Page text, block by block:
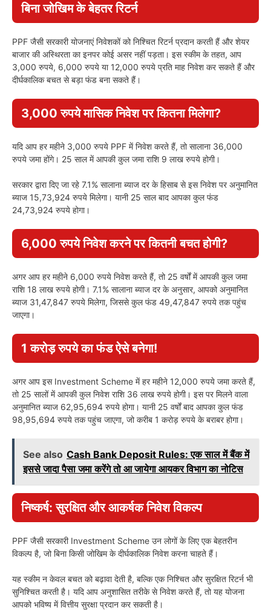
बिना जोखिम के बेहतर रिटर्न
PPF जैसी सरकारी योजनाएं निवेशकों को निश्चित रिटर्न प्रदान करती हैं और शेयर
बाजार की अस्थिरता का इनपर कोई असर नहीं पड़ता। इस स्कीम के तहत, आप
3,000 रुपये, 6,000 रुपये या 12,000 रुपये प्रति माह निवेश कर सकते हैं और
दीर्घकालिक बचत से बड़ा फंड बना सकते हैं।
3,000 रुपये मासिक निवेश पर कितना मिलेगा?
यदि आप हर महीने 3,000 रुपये PPF में निवेश करते हैं, तो सालाना 36,000
रुपये जमा होंगे। 25 साल में आपकी कुल जमा राशि 9 लाख रुपये होगी।
सरकार द्वारा दिए जा रहे 7.1% सालाना ब्याज दर के हिसाब से इस निवेश पर अनुमानित
ब्याज 15,73,924 रुपये मिलेगा। यानी 25 साल बाद आपका कुल फंड
24,73,924 रुपये होगा।
6,000 रुपये निवेश करने पर कितनी बचत होगी?
अगर आप हर महीने 6,000 रुपये निवेश करते हैं, तो 25 वर्षों में आपकी कुल जमा
राशि 18 लाख रुपये होगी। 7.1% सालाना ब्याज दर के अनुसार, आपको अनुमानित
ब्याज 31,47,847 रुपये मिलेगा, जिससे कुल फंड 49,47,847 रुपये तक पहुंच
जाएगा।
1 करोड़ रुपये का फंड ऐसे बनेगा!
अगर आप इस Investment Scheme में हर महीने 12,000 रुपये जमा करते हैं,
तो 25 सालों में आपकी कुल निवेश राशि 36 लाख रुपये होगी। इस पर मिलने वाला
अनुमानित ब्याज 62,95,694 रुपये होगा। यानी 25 वर्षों बाद आपका कुल फंड
98,95,694 रुपये तक पहुंच जाएगा, जो करीब 1 करोड़ रुपये के बराबर होगा।
See also Cash Bank Deposit Rules: एक साल में बैंक में
इससे जादा पैसा जमा करेंगे तो आ जायेगा आयकर विभाग का नोटिस
निष्कर्ष: सुरक्षित और आकर्षक निवेश विकल्प
PPF जैसी सरकारी Investment Scheme उन लोगों के लिए एक बेहतरीन
विकल्प है, जो बिना किसी जोखिम के दीर्घकालिक निवेश करना चाहते हैं।
यह स्कीम न केवल बचत को बढ़ावा देती है, बल्कि एक निश्चित और सुरक्षित रिटर्न भी
सुनिश्चित करती है। यदि आप अनुशासित तरीके से निवेश करते हैं, तो यह योजना
आपको भविष्य में वित्तीय सुरक्षा प्रदान कर सकती है।